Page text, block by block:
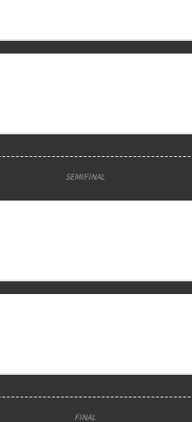
SEMIFINAL
FINAL